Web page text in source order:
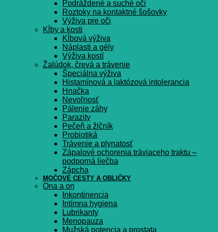
Podráždené a suché oči
Roztoky na kontaktné šošovky
Výživa pre oči
Kĺby a kosti
Kĺbová výživa
Náplasti a gély
Výživa kostí
Žalúdok, črevá a trávenie
Špeciálna výživa
Histamínová a laktózová intolerancia
Hnačka
Nevoľnosť
Pálenie záhy
Parazity
Pečeň a žlčník
Probiotiká
Trávenie a plynatosť
Zápalové ochorenia tráviaceho traktu –
podporná liečba
Zápcha
MOČOVÉ CESTY A OBLIČKY
Ona a on
Inkontinencia
Intímna hygiena
Lubrikanty
Menopauza
Mužská potencia a prostata